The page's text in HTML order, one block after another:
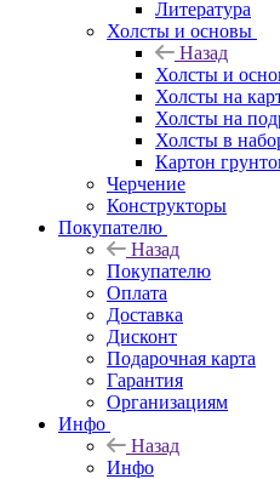
Литература
Холсты и основы
Назад
Холсты и
Холсты на
Холсты на
Холсты в
Картон
Черчение
Конструкторы
Покупателю
Назад
Покупателю
Оплата
Доставка
Дисконт
Подарочная карта
Гарантия
Организациям
Инфо
Назад
Инфо